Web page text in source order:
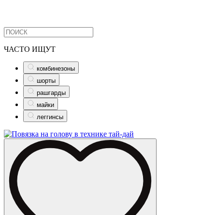
ЧАСТО ИЩУТ
комбинезоны
шорты
рашгарды
майки
леггинсы